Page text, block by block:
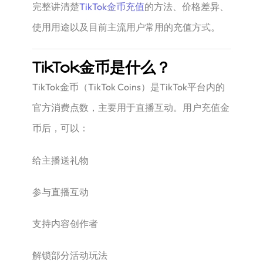
完整讲清楚TikTok金币充值的方法、价格差异、
使用用途以及目前主流用户常用的充值方式。
TikTok金币是什么？
TikTok金币（TikTok Coins）是TikTok平台内的
官方消费点数，主要用于直播互动。用户充值金
币后，可以：
给主播送礼物
参与直播互动
支持内容创作者
解锁部分活动玩法